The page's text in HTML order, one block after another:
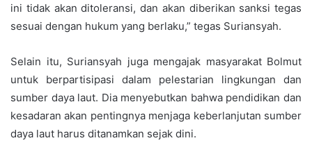
ini tidak akan ditoleransi, dan akan diberikan sanksi tegas
sesuai dengan hukum yang berlaku,” tegas Suriansyah.
Selain itu, Suriansyah juga mengajak masyarakat Bolmut
untuk berpartisipasi dalam pelestarian lingkungan dan
sumber daya laut. Dia menyebutkan bahwa pendidikan dan
kesadaran akan pentingnya menjaga keberlanjutan sumber
daya laut harus ditanamkan sejak dini.